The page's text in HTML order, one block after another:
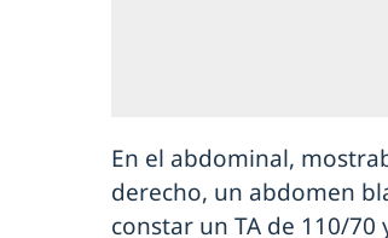
En el abdominal,
derecho, un abdomen
constar un TA de 110/70